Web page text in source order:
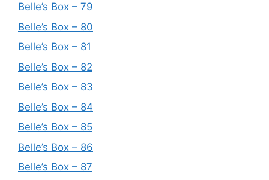
Belle’s Box – 79
Belle’s Box – 80
Belle’s Box – 81
Belle’s Box – 82
Belle’s Box – 83
Belle’s Box – 84
Belle’s Box – 85
Belle’s Box – 86
Belle’s Box – 87